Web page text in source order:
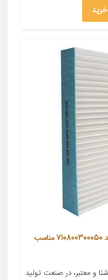
فیلتر کابین فیلتر دم مدل ساده کد 710800300050 مناسب
و معتبر، در صنعت تولید